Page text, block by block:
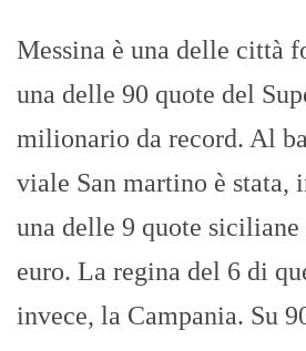
Messina è una delle città
una delle 90 quote del
milionario da record. Al
viale San martino è stata,
una delle 9 quote
euro. La regina del 6 di
invece, la Campania. Su